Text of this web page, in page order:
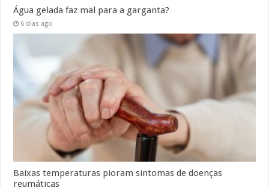
Água gelada faz mal para a garganta?
6 dias ago
Baixas temperaturas pioram sintomas de doenças
reumáticas